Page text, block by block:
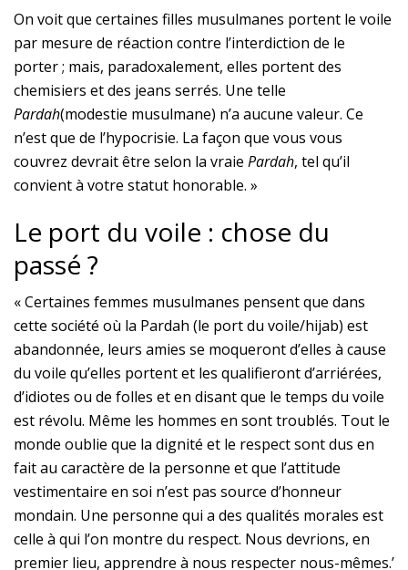
On voit que certaines filles musulmanes portent le voile
par mesure de réaction contre l’interdiction de le
porter ; mais, paradoxalement, elles portent des
chemisiers et des jeans serrés. Une telle
Pardah(modestie musulmane) n’a aucune valeur. Ce
n’est que de l’hypocrisie. La façon que vous vous
couvrez devrait être selon la vraie Pardah, tel qu’il
convient à votre statut honorable. »
Le port du voile : chose du
passé ?
« Certaines femmes musulmanes pensent que dans
cette société où la Pardah (le port du voile/hijab) est
abandonnée, leurs amies se moqueront d’elles à cause
du voile qu’elles portent et les qualifieront d’arriérées,
d’idiotes ou de folles et en disant que le temps du voile
est révolu. Même les hommes en sont troublés. Tout le
monde oublie que la dignité et le respect sont dus en
fait au caractère de la personne et que l’attitude
vestimentaire en soi n’est pas source d’honneur
mondain. Une personne qui a des qualités morales est
celle à qui l’on montre du respect. Nous devrions, en
premier lieu, apprendre à nous respecter nous-mêmes.’